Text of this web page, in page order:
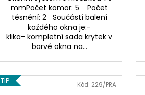
mmPočet komor: 5 Počet
těsnění: 2 Součástí balení
každého okna je:-
klika- kompletní sada krytek v
barvě okna na...
TIP Kód: 229/PRA